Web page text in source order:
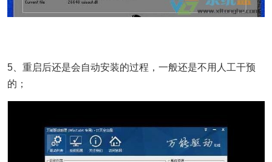
5、重启后还是会自动安装的过程，一般还是不用人工干预
的；